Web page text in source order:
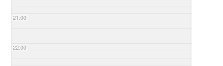
21:00
22:00